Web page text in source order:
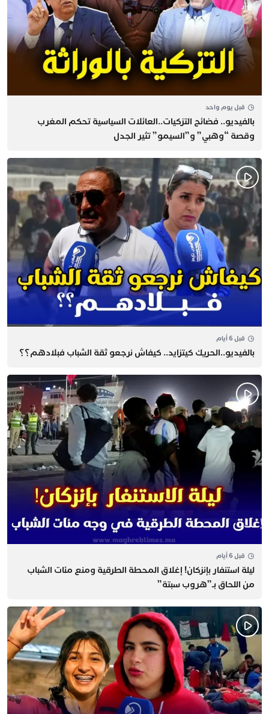
قبل يوم واحد
بالفيديو.. فضائح التزكيات..العائلات السياسية تحكم المغرب
وقصة “وهبي” و”السيمو” تثير الجدل
قبل 6 أيام
بالفيديو..الحريك كيتزايد.. كيفاش نرجعو ثقة الشباب فبلادهم؟؟
قبل 6 أيام
​ليلة استنفار بإنزكان! إغلاق المحطة الطرقية ومنع مئات الشباب
من اللحاق بـ”هروب سبتة”